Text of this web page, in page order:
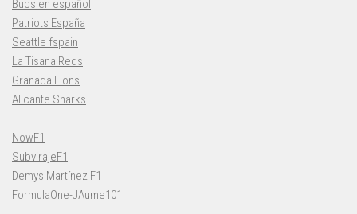
Bucs en español
Patriots España
Seattle fspain
La Tisana Reds
Granada Lions
Alicante Sharks
NowF1
SubvirajeF1
Demys Martínez F1
FormulaOne-JAume101